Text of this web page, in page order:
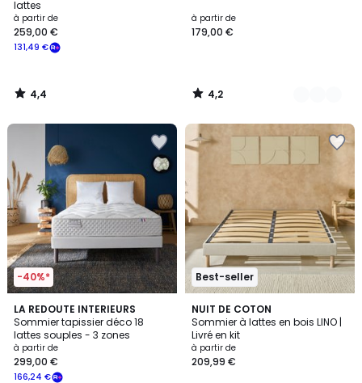
lattes
Prix
à
partir
259,00
€
programme
pour
payer
à
la
place
131,49
€.
à partir de
131,49 €
259,00 €
4,4
/
à partir de
179,00 €
4,2
/
-40%*
LA REDOUTE INTERIEURS
Sommier tapissier déco 18
lattes souples - 3 zones
à partir de
166,24 €
299,00 €
4,1
/ 5
Best-seller
NUIT DE COTON
Sommier à lattes en bois LINO |
Livré en kit
à partir de
209,99 €
3,3
/ 5